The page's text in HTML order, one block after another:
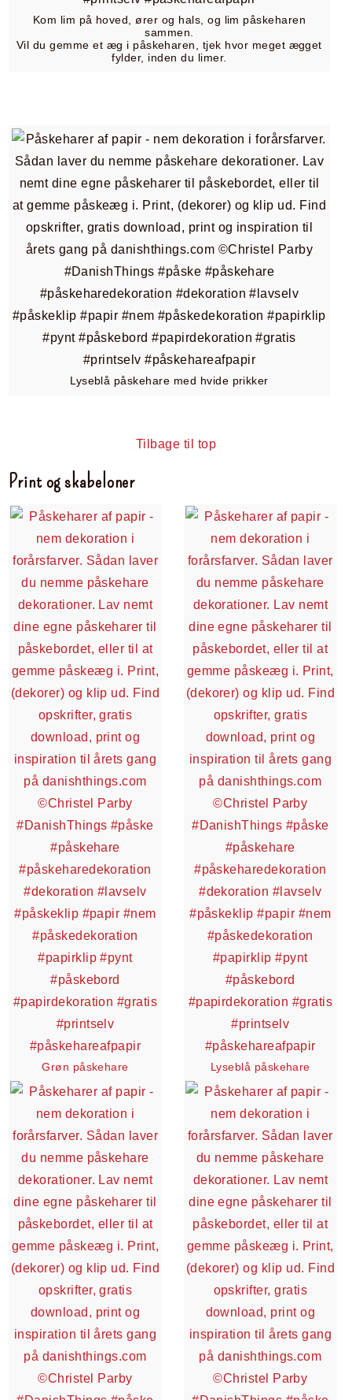
Kom lim på hoved, ører og hals, og lim påskeharen
sammen.
Vil du gemme et æg i påskeharen, tjek hvor meget ægget
fylder, inden du limer.
Lyseblå påskehare med hvide prikker
Tilbage til top
Print og skabeloner
Grøn påskehare Lyseblå påskehare